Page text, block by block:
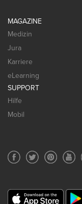
MAGAZINE
Medizin
Jura
Karriere
eLearning
SUPPORT
Hilfe
Mobil